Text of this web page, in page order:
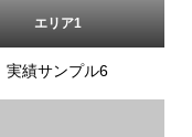
エリア1
実績サンプル6